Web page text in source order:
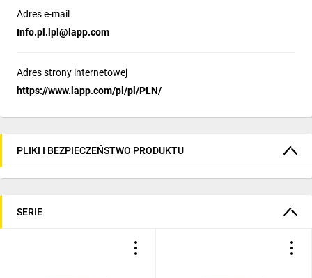
Adres e-mail
Info.pl.lpl@lapp.com
Adres strony internetowej
https://www.lapp.com/pl/pl/PLN/
PLIKI I BEZPIECZEŃSTWO PRODUKTU
SERIE